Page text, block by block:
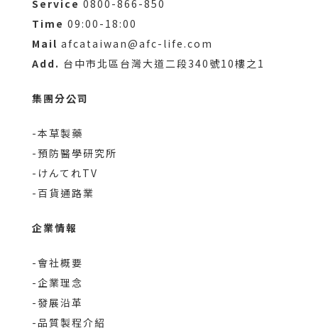
Service 0800-866-850
Time 09:00-18:00
Mail afcataiwan@afc-life.com
Add. 台中市北區台灣大道二段340號10樓之1
集團分公司
-本草製藥
-預防醫學研究所
-けんてれTV
-百貨通路業
企業情報
-會社概要
-企業理念
-發展沿革
-品質製程介紹